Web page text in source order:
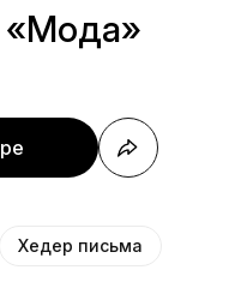
«Мода»
Хедер письма